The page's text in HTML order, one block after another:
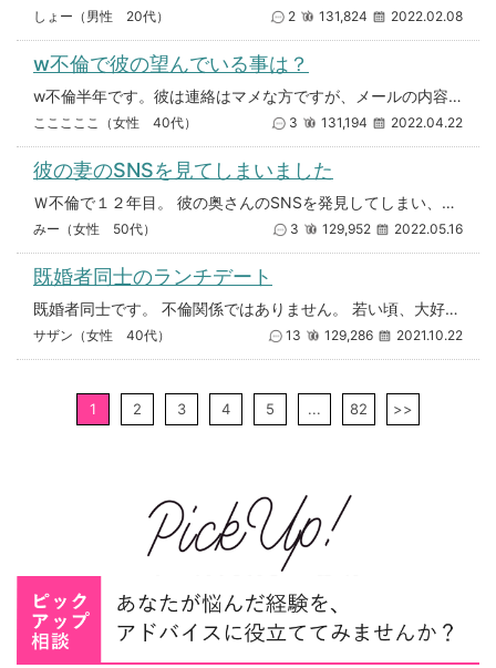
しょー（男性 20代） 2 131,824 2022.02.08
w不倫で彼の望んでいる事は？
w不倫半年です。彼は連絡はマメな方ですが、メールの内容は主にエッチな事。性的には尽くしてくれますが、ホテルでの行為後はス
こここここ（女性 40代） 3 131,194 2022.04.22
彼の妻のSNSを見てしまいました
Ｗ不倫で１２年目。 彼の奥さんのSNSを発見してしまい、ショックです。 すごくもやもやしています。 奥さんのSNSを見て
みー（女性 50代） 3 129,952 2022.05.16
既婚者同士のランチデート
既婚者同士です。 不倫関係ではありません。 若い頃、大好きだった方と（私の一方的な片想い）再会して5年です。滅多に会えま
サザン（女性 40代） 13 129,286 2021.10.22
1 2 3 4 5 ... 82 >>